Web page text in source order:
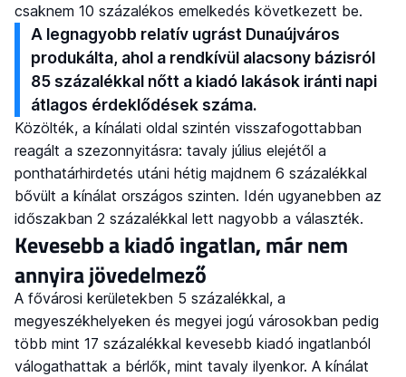
csaknem 10 százalékos emelkedés következett be.
A legnagyobb relatív ugrást Dunaújváros
produkálta, ahol a rendkívül alacsony bázisról
85 százalékkal nőtt a kiadó lakások iránti napi
átlagos érdeklődések száma.
Közölték, a kínálati oldal szintén visszafogottabban
reagált a szezonnyitásra: tavaly július elejétől a
ponthatárhirdetés utáni hétig majdnem 6 százalékkal
bővült a kínálat országos szinten. Idén ugyanebben az
időszakban 2 százalékkal lett nagyobb a választék.
Kevesebb a kiadó ingatlan, már nem
annyira jövedelmező
A fővárosi kerületekben 5 százalékkal, a
megyeszékhelyeken és megyei jogú városokban pedig
több mint 17 százalékkal kevesebb kiadó ingatlanból
válogathattak a bérlők, mint tavaly ilyenkor. A kínálat